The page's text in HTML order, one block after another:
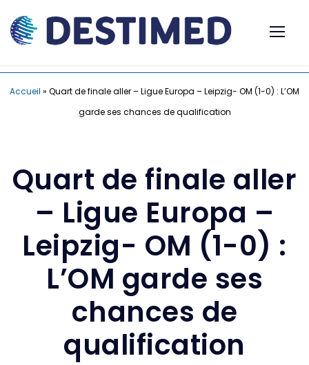
Accueil » Quart de finale aller – Ligue Europa – Leipzig- OM (1-0) : L’OM
garde ses chances de qualification
Quart de finale aller
– Ligue Europa –
Leipzig- OM (1-0) :
L’OM garde ses
chances de
qualification